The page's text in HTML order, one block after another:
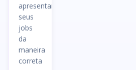
apresentar
seus
jobs
da
maneira
correta